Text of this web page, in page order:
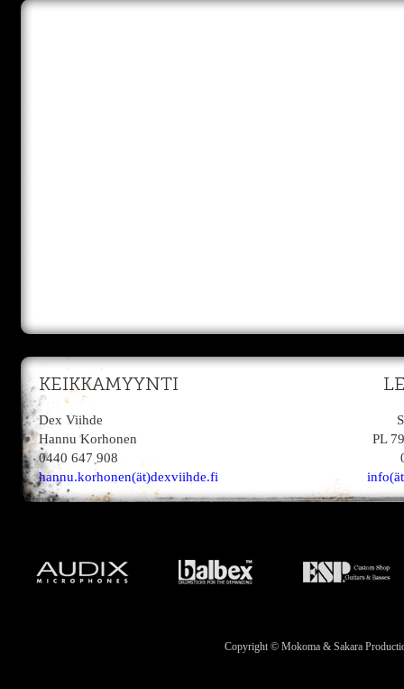
KEIKKAMYYNTI
Dex Viihde
Hannu Korhonen
0440 647 908
hannu.korhonen(ät)dexviihde.fi
PL
Copyright © Mokoma & Sakara